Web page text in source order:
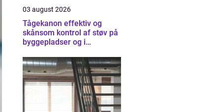
03 august 2026
Tågekanon effektiv og
skånsom kontrol af støv på
byggepladser og i